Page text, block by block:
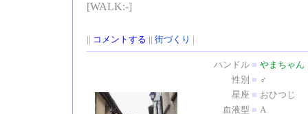
[WALK:-]
|| コメントする || 街づくり |
ハンドル ■ やまちゃん
性別 ■ ♂
星座 ■ おひつじ
血液型 ■ A